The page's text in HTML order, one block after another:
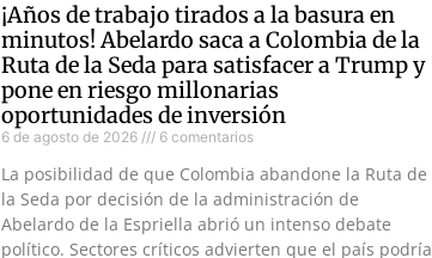
¡Años de trabajo tirados a la basura en
minutos! Abelardo saca a Colombia de la
Ruta de la Seda para satisfacer a Trump y
pone en riesgo millonarias
oportunidades de inversión
6 de agosto de 2026 6 comentarios
La posibilidad de que Colombia abandone la Ruta de
la Seda por decisión de la administración de
Abelardo de la Espriella abrió un intenso debate
político. Sectores críticos advierten que el país podría